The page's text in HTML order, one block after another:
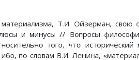
материализма, Т.И. Ойзерман, свою
и минусы // Вопросы
того, что исторический
по словам В.И. Ленина,